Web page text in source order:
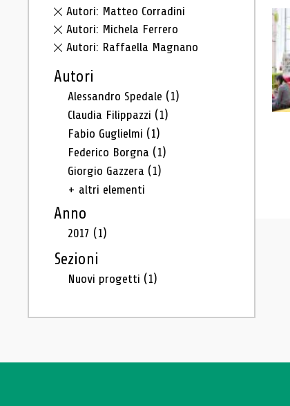
Autori: Matteo Corradini
Autori: Michela Ferrero
Autori: Raffaella Magnano
Autori
Alessandro Spedale (1)
Claudia Filippazzi (1)
Fabio Guglielmi (1)
Federico Borgna (1)
Giorgio Gazzera (1)
+ altri elementi
Anno
2017 (1)
Sezioni
Nuovi progetti (1)